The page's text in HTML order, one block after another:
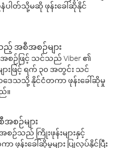
နံပါတ်သို့မဆို ဖုန်းခေါ်ဆိုနိုင်
ည့် အစီအစဉ်များ
စဉ်ဖြင့် သင်သည် Viber ၏
းဖြင့် ရက် ၃၀ အတွင်း သင်
ေသသို့ နိုင်ငံတကာ ဖုန်းခေါ်ဆိုမှု
။
စဉ်များ
ဉ်သည် ကြိုးဖုန်းများနှင့်
ဖုန်းခေါ်ဆိုမှုများ ပြုလုပ်နိုင်ပြီး